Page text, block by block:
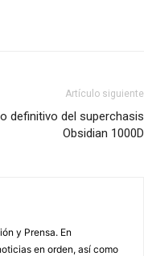
Artículo siguiente
definitivo del superchasis
Obsidian 1000D
y Prensa. En
en orden, así como